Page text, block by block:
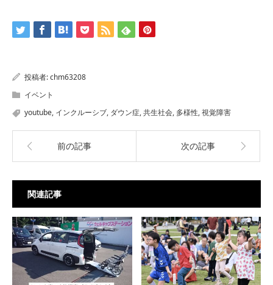
投稿者:chm63208
イベント
youtube, インクルーシブ, ダウン症,共生社会, 多様性,視覚障害
前の記事 次の記事
関連記事